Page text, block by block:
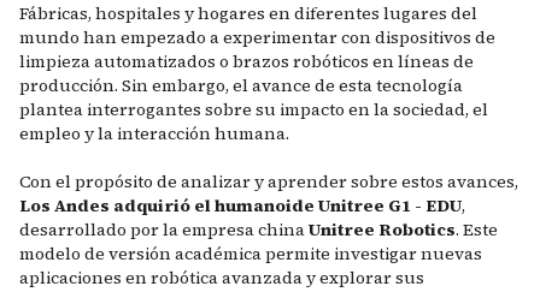
Fábricas, hospitales y hogares en diferentes lugares del
mundo han empezado a experimentar con dispositivos de
limpieza automatizados o brazos robóticos en líneas de
producción. Sin embargo, el avance de esta tecnología
plantea interrogantes sobre su impacto en la sociedad, el
empleo y la interacción humana.
Con el propósito de analizar y aprender sobre estos avances,
Los Andes adquirió el humanoide Unitree G1 - EDU,
desarrollado por la empresa chinaUnitree Robotics. Este
modelo de versión académica permite investigar nuevas
aplicaciones en robótica avanzada y explorar sus